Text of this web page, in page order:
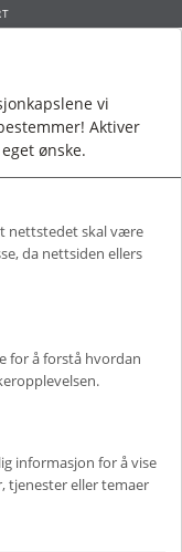
/ Subwoofer
vi
Aktiver
ønske.
nettstedet skal være
da nettsiden ellers
for å forstå hvordan
informasjon for å vise
tjenester eller temaer